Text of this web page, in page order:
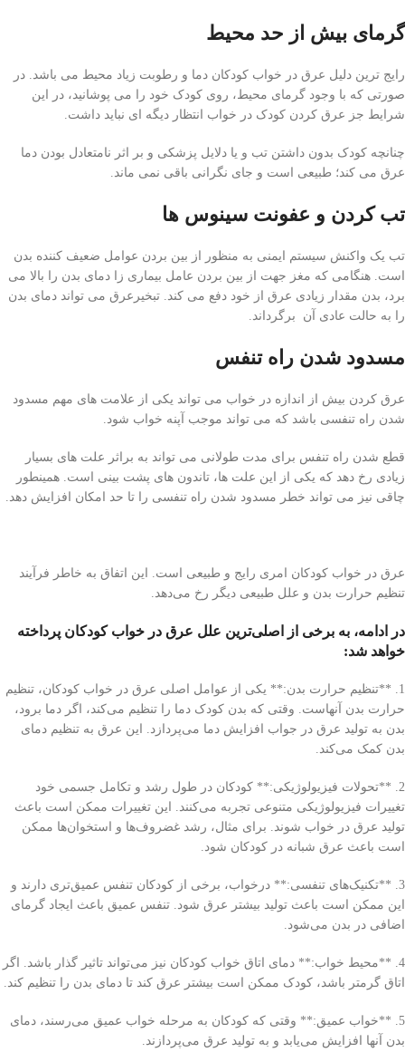
گرمای بیش از حد محیط
رایج ترین دلیل عرق در خواب کودکان دما و رطوبت زیاد محیط می باشد. در
صورتی که با وجود گرمای محیط، روی کودک خود را می پوشانید، در این
شرایط جز عرق کردن کودک در خواب انتظار دیگه ای نباید داشت.
چنانچه کودک بدون داشتن تب و یا دلایل پزشکی و بر اثر نامتعادل بودن دما
عرق می کند؛ طبیعی است و جای نگرانی باقی نمی ماند.
تب کردن و عفونت سینوس ها
تب یک واکنش سیستم ایمنی به منظور از بین بردن عوامل ضعیف کننده بدن
است. هنگامی که مغز جهت از بین بردن عامل بیماری زا دمای بدن را بالا می
برد، بدن مقدار زیادی عرق از خود دفع می کند. تبخیرعرق می تواند دمای بدن
را به حالت عادی آن برگرداند.
مسدود شدن راه تنفس
عرق کردن بیش از اندازه در خواب می تواند یکی از علامت های مهم مسدود
شدن راه تنفسی باشد که می تواند موجب آپنه خواب شود.
قطع شدن راه تنفس برای مدت طولانی می تواند به براثر علت های بسیار
زیادی رخ دهد که یکی از این علت ها، تاندون های پشت بینی است. همینطور
چاقی نیز می تواند خطر مسدود شدن راه تنفسی را تا حد امکان افزایش دهد.
عرق در خواب کودکان امری رایج و طبیعی است. این اتفاق به خاطر فرآیند
تنظیم حرارت بدن و علل طبیعی دیگر رخ می‌دهد.
در ادامه، به برخی از اصلی‌ترین علل عرق در خواب کودکان پرداخته
خواهد شد:
1. **تنظیم حرارت بدن:** یکی از عوامل اصلی عرق در خواب کودکان، تنظیم
حرارت بدن آنهاست. وقتی که بدن کودک دما را تنظیم می‌کند، اگر دما برود،
بدن به تولید عرق در جواب افزایش دما می‌پردازد. این عرق به تنظیم دمای
بدن کمک می‌کند.
2. **تحولات فیزیولوژیکی:** کودکان در طول رشد و تکامل جسمی خود
تغییرات فیزیولوژیکی متنوعی تجربه می‌کنند. این تغییرات ممکن است باعث
تولید عرق در خواب شوند. برای مثال، رشد غضروف‌ها و استخوان‌ها ممکن
است باعث عرق شبانه در کودکان شود.
3. **تکنیک‌های تنفسی:** درخواب، برخی از کودکان تنفس عمیق‌تری دارند و
این ممکن است باعث تولید بیشتر عرق شود. تنفس عمیق باعث ایجاد گرمای
اضافی در بدن می‌شود.
4. **محیط خواب:** دمای اتاق خواب کودکان نیز می‌تواند تاثیر گذار باشد. اگر
اتاق گرمتر باشد، کودک ممکن است بیشتر عرق کند تا دمای بدن را تنظیم کند.
5. **خواب عمیق:** وقتی که کودکان به مرحله خواب عمیق می‌رسند، دمای
بدن آنها افزایش می‌یابد و به تولید عرق می‌پردازند.